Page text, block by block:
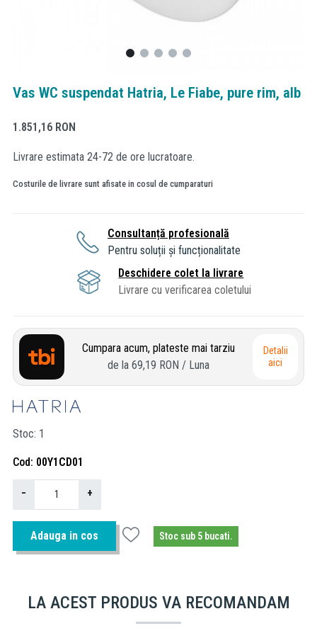
Vas WC suspendat Hatria, Le Fiabe, pure rim, alb
1.851,16 RON
Livrare estimata 24-72 de ore lucratoare.
Costurile de livrare sunt afisate in cosul de cumparaturi
Consultanță profesională
Pentru soluții și funcționalitate
Deschidere colet la livrare
Livrare cu verificarea coletului
Cumpara acum, plateste mai tarziu
de la 69,19 RON / Luna
Detalii
aici
Stoc 1
Cod 00Y1CD01
− +
Adauga in cos Stoc sub 5 bucati.
LA ACEST PRODUS VA RECOMANDAM